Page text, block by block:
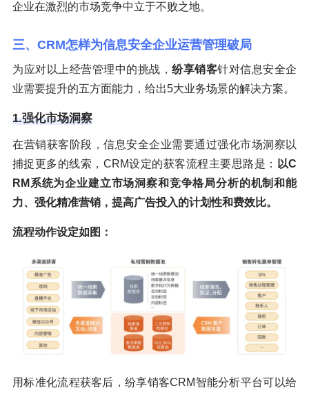
企业在激烈的市场竞争中立于不败之地。
三、CRM怎样为信息安全企业运营管理破局
为应对以上经营管理中的挑战， 纷享销客针对信息安全企
业需要提升的五方面能力，给出5大业务场景的解决方案。
1.强化市场洞察
在营销获客阶段，信息安全企业需要通过强化市场洞察以
捕捉更多的线索，CRM设定的获客流程主要思路是：
以C
RM系统为企业建立市场洞察和竞争格局分析的机制和能
力、强化精准营销，提高广告投入的计划性和费效比。
流程动作设定如图：
用标准化流程获客后，纷享销客CRM智能分析平台可以给